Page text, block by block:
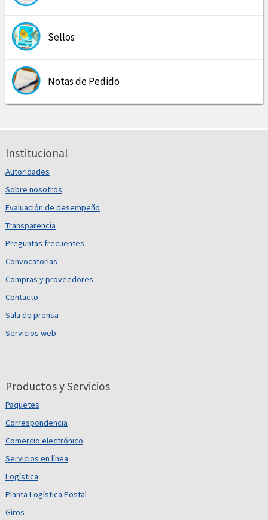
Sellos
Notas de Pedido
Institucional
Autoridades
Sobre nosotros
Evaluación de desempeño
Transparencia
Preguntas frecuentes
Convocatorias
Compras y proveedores
Contacto
Sala de prensa
Servicios web
Productos y Servicios
Paquetes
Correspondencia
Comercio electrónico
Servicios en línea
Logística
Planta Logística Postal
Giros